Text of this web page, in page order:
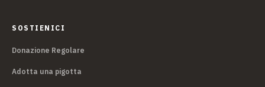
SOSTIENICI
Donazione Regolare
Adotta una pigotta